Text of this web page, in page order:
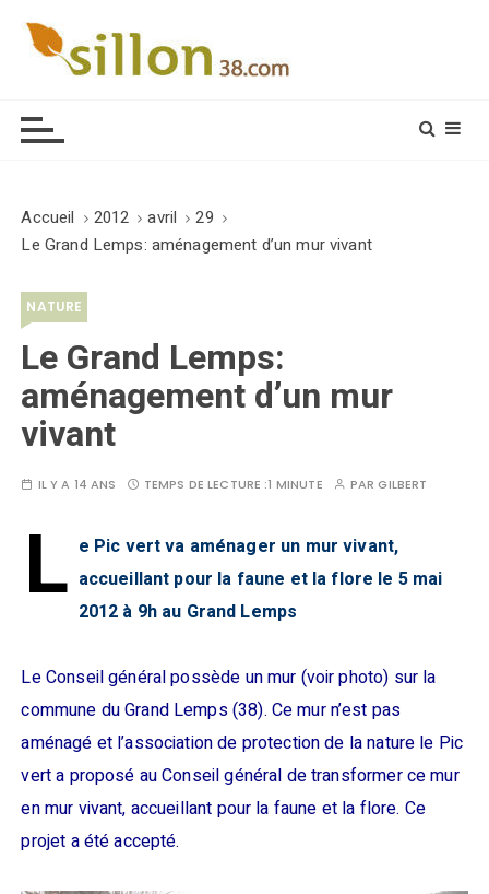
Accueil 2012 avril
29
Le Grand Lemps: aménagement d’un mur vivant
NATURE
Le Grand Lemps:
aménagement d’un mur
vivant
IL Y A 14 ANS TEMPS DE LECTURE :1 MINUTE PARGILBERT
L e Pic vert va aménager un mur vivant,
accueillant pour la faune et la flore le 5 mai
2012 à 9h au Grand Lemps
Le Conseil général possède un mur (voir photo) sur la
commune du Grand Lemps (38). Ce mur n’est pas
aménagé et l’association de protection de la nature le Pic
vert a proposé au Conseil général de transformer ce mur
en mur vivant, accueillant pour la faune et la flore. Ce
projet a été accepté.